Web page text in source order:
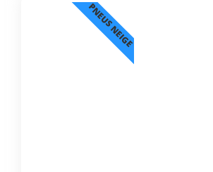
PNEUS NEIGE